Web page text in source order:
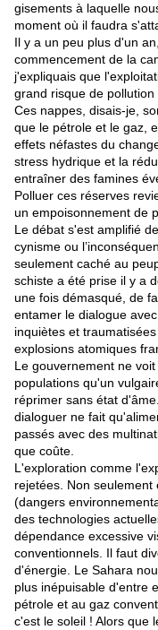
gisements à laquelle
moment où il faudra
Il y a un peu plus d'un
commencement de la
j'expliquais que
grand risque de pollution
Ces nappes, disais-je,
que le pétrole et le gaz,
effets néfastes du
stress hydrique et la
entraîner des famines
Polluer ces réserves
un empoisonnement de
Le débat s'est amplifié
cynisme ou
seulement caché au
schiste a été prise il y a
une fois démasqué, de
entamer le dialogue
inquiètes et
explosions atomiques
Le gouvernement ne
populations qu'un
réprimer sans état
dialoguer ne fait
passés avec des
que coûte.
L'exploration comme
rejetées. Non
(dangers
des technologies
dépendance excessive
conventionnels. Il faut
d'énergie. Le Sahara
plus inépuisable d'entre
pétrole et au gaz
c'est le soleil ! Alors que